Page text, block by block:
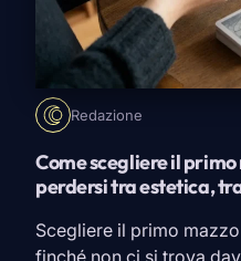
Redazione
Come scegliere il
perdersi tra estetica,
Scegliere il primo